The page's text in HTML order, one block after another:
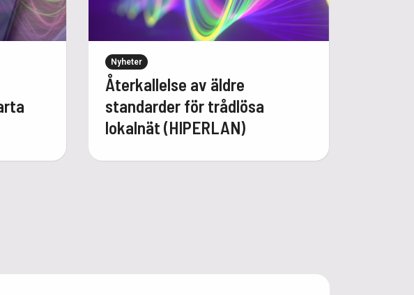
Nyheter
Återkallelse av äldre
standarder för trådlösa
lokalnät (HIPERLAN)